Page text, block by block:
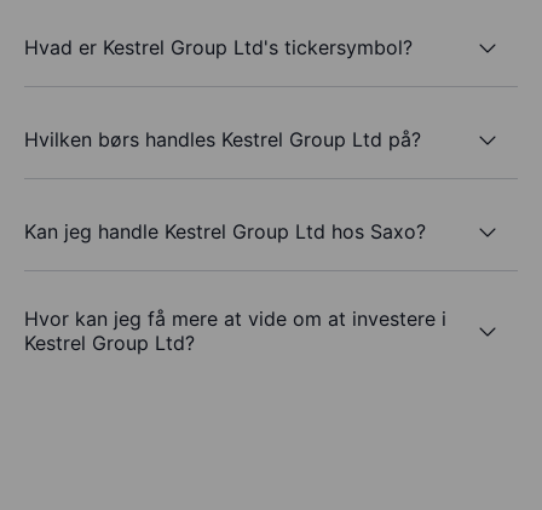
Hvad er Kestrel Group Ltd's tickersymbol?
Hvilken børs handles Kestrel Group Ltd på?
Kan jeg handle Kestrel Group Ltd hos Saxo?
Hvor kan jeg få mere at vide om at investere i
Kestrel Group Ltd?